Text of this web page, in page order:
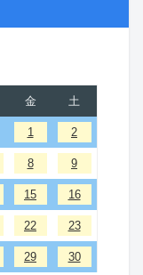
金 土
1 2
8 9
15 16
22 23
29 30